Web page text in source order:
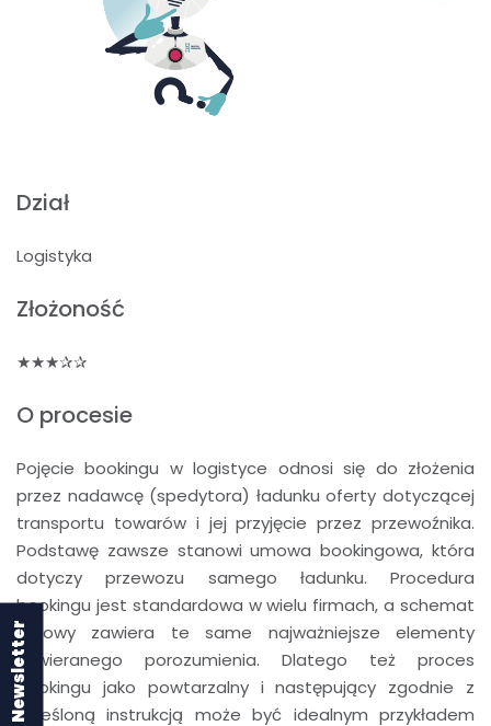
Dział
Logistyka
Złożoność
★★★✰✰
O procesie
Pojęcie bookingu w logistyce odnosi się do złożenia
przez nadawcę (spedytora) ładunku oferty dotyczącej
transportu towarów i jej przyjęcie przez przewoźnika.
Podstawę zawsze stanowi umowa bookingowa, która
dotyczy przewozu samego ładunku. Procedura
bookingu jest standardowa w wielu firmach, a schemat
umowy zawiera te same najważniejsze elementy
zawieranego porozumienia. Dlatego też proces
bookingu jako powtarzalny i następujący zgodnie z
określoną instrukcją może być idealnym przykładem
Newsletter